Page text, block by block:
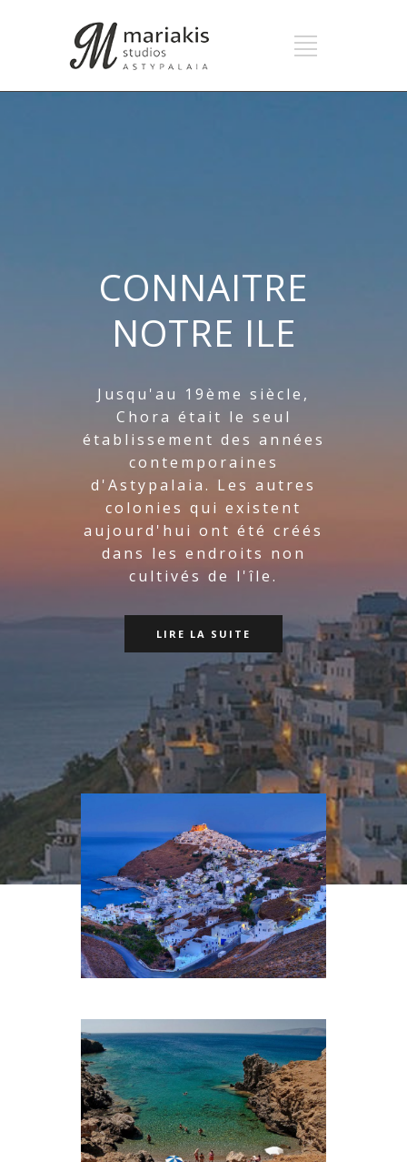
CONNAITRE
NOTRE ILE
Jusqu'au 19ème siècle,
Chora était le seul
établissement des années
contemporaines
d'Astypalaia. Les autres
colonies qui existent
aujourd'hui ont été créés
dans les endroits non
cultivés de l'île.
LIRE LA SUITE